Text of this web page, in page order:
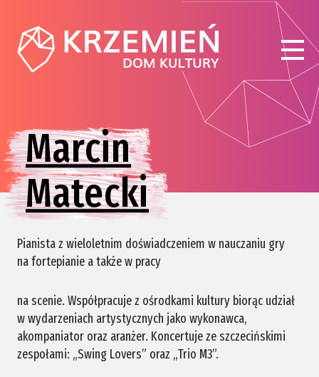
Marcin
Matecki
Pianista z wieloletnim doświadczeniem w nauczaniu gry
na fortepianie a także w pracy
na scenie. Współpracuje z ośrodkami kultury biorąc udział
w wydarzeniach artystycznych jako wykonawca,
akompaniator oraz aranżer. Koncertuje ze szczecińskimi
zespołami: „Swing Lovers” oraz „Trio M3”.